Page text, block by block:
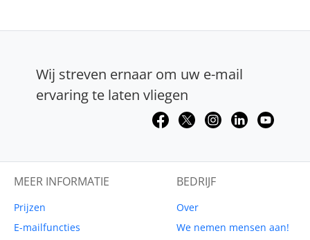
Wij streven ernaar om uw e-mail
ervaring te laten vliegen
MEER INFORMATIE
Prijzen
E-mailfuncties
BEDRIJF
Over
We nemen mensen aan!